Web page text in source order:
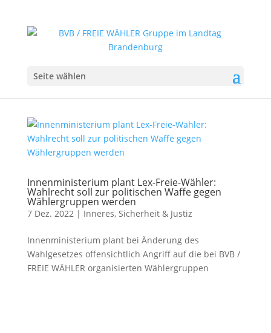
Seite wählen
Innenministerium plant Lex-Freie-Wähler:
Wahlrecht soll zur politischen Waffe gegen
Wählergruppen werden
7 Dez. 2022| Inneres, Sicherheit & Justiz
Innenministerium plant bei Änderung des
Wahlgesetzes offensichtlich Angriff auf die bei BVB /
FREIE WÄHLER organisierten Wählergruppen